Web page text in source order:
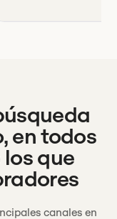
en todos
que
canales en